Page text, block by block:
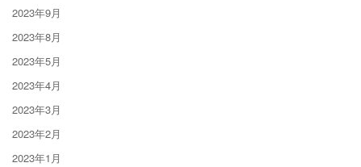
2023年9月
2023年8月
2023年5月
2023年4月
2023年3月
2023年2月
2023年1月